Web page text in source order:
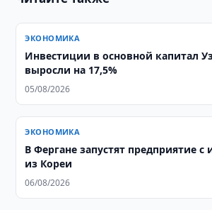
ЭКОНОМИКА
Инвестиции в основной капитал
выросли на 17,5%
05/08/2026
ЭКОНОМИКА
В Фергане запустят предприятие
из Кореи
06/08/2026